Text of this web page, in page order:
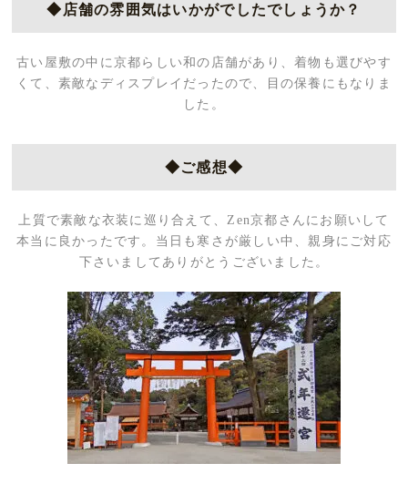
◆店舗の雰囲気はいかがでしたでしょうか？
古い屋敷の中に京都らしい和の店舗があり、着物も選びやす
くて、素敵なディスプレイだったので、目の保養にもなりま
した。
◆ご感想◆
上質で素敵な衣装に巡り合えて、Zen京都さんにお願いして
本当に良かったです。当日も寒さが厳しい中、親身にご対応
下さいましてありがとうございました。